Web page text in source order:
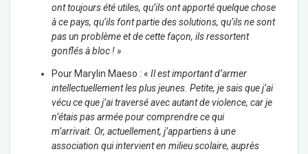
ont toujours été utiles, qu’ils ont apporté quelque chose
à ce pays, qu’ils font partie des solutions, qu’ils ne sont
pas un problème et de cette façon, ils ressortent
gonflés à bloc ! »
Pour Marylin Maeso : « Il est important d’armer
intellectuellement les plus jeunes. Petite, je sais que j’ai
vécu ce que j’ai traversé avec autant de violence, car je
n’étais pas armée pour comprendre ce qui
m’arrivait. Or, actuellement, j’appartiens à une
association qui intervient en milieu scolaire, auprès